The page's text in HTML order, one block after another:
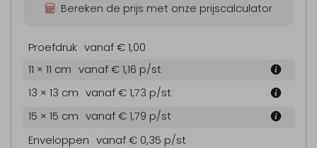
Bereken de prijs met onze prijscalculator
Proefdruk vanaf € 1,00
11 × 11 cm vanaf € 1,16 p/st
13 × 13 cm vanaf € 1,73 p/st
15 × 15 cm vanaf € 1,79 p/st
Enveloppen vanaf € 0,35 p/st